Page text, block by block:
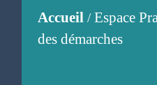
Accueil/Espace
des démarches